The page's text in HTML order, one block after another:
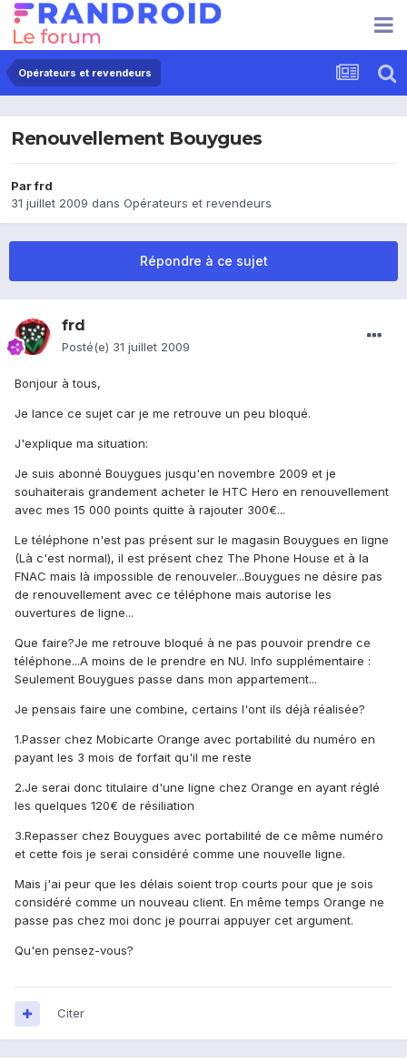
Opérateurs et revendeurs
Renouvellement Bouygues
Parfrd
31 juillet 2009 dans Opérateurs et revendeurs
Répondre à ce sujet
frd
Posté(e) 31 juillet 2009
Bonjour à tous,
Je lance ce sujet car je me retrouve un peu bloqué.
J'explique ma situation:
Je suis abonné Bouygues jusqu'en novembre 2009 et je
souhaiterais grandement acheter le HTC Hero en renouvellement
avec mes 15 000 points quitte à rajouter 300€...
Le téléphone n'est pas présent sur le magasin Bouygues en ligne
(Là c'est normal), il est présent chez The Phone House et à la
FNAC mais là impossible de renouveler...Bouygues ne désire pas
de renouvellement avec ce téléphone mais autorise les
ouvertures de ligne...
Que faire?Je me retrouve bloqué à ne pas pouvoir prendre ce
téléphone...A moins de le prendre en NU. Info supplémentaire :
Seulement Bouygues passe dans mon appartement...
Je pensais faire une combine, certains l'ont ils déjà réalisée?
1.Passer chez Mobicarte Orange avec portabilité du numéro en
payant les 3 mois de forfait qu'il me reste
2.Je serai donc titulaire d'une ligne chez Orange en ayant réglé
les quelques 120€ de résiliation
3.Repasser chez Bouygues avec portabilité de ce même numéro
et cette fois je serai considéré comme une nouvelle ligne.
Mais j'ai peur que les délais soient trop courts pour que je sois
considéré comme un nouveau client. En même temps Orange ne
passe pas chez moi donc je pourrai appuyer cet argument.
Qu'en pensez-vous?
Citer